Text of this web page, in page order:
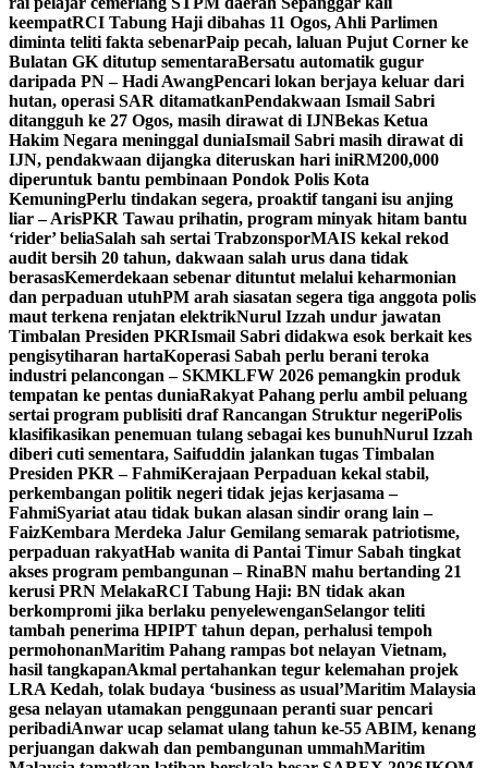
keempatRCI Tabung Haji dibahas 11 Ogos, Ahli Parlimen
diminta teliti fakta sebenarPaip pecah, laluan Pujut Corner ke
Bulatan GK ditutup sementaraBersatu automatik gugur
daripada PN – Hadi AwangPencari lokan berjaya keluar dari
hutan, operasi SAR ditamatkanPendakwaan Ismail Sabri
ditangguh ke 27 Ogos, masih dirawat di IJNBekas Ketua
Hakim Negara meninggal duniaIsmail Sabri masih dirawat di
IJN, pendakwaan dijangka diteruskan hari iniRM200,000
diperuntuk bantu pembinaan Pondok Polis Kota
KemuningPerlu tindakan segera, proaktif tangani isu anjing
liar – ArisPKR Tawau prihatin, program minyak hitam bantu
‘rider’ beliaSalah sah sertai TrabzonsporMAIS kekal rekod
audit bersih 20 tahun, dakwaan salah urus dana tidak
berasasKemerdekaan sebenar dituntut melalui keharmonian
dan perpaduan utuhPM arah siasatan segera tiga anggota polis
maut terkena renjatan elektrikNurul Izzah undur jawatan
Timbalan Presiden PKRIsmail Sabri didakwa esok berkait kes
pengisytiharan hartaKoperasi Sabah perlu berani teroka
industri pelancongan – SKMKLFW 2026 pemangkin produk
tempatan ke pentas duniaRakyat Pahang perlu ambil peluang
sertai program publisiti draf Rancangan Struktur negeriPolis
klasifikasikan penemuan tulang sebagai kes bunuhNurul Izzah
diberi cuti sementara, Saifuddin jalankan tugas Timbalan
Presiden PKR – FahmiKerajaan Perpaduan kekal stabil,
perkembangan politik negeri tidak jejas kerjasama –
FahmiSyariat atau tidak bukan alasan sindir orang lain –
FaizKembara Merdeka Jalur Gemilang semarak patriotisme,
perpaduan rakyatHab wanita di Pantai Timur Sabah tingkat
akses program pembangunan – RinaBN mahu bertanding 21
kerusi PRN MelakaRCI Tabung Haji: BN tidak akan
berkompromi jika berlaku penyelewenganSelangor teliti
tambah penerima HPIPT tahun depan, perhalusi tempoh
permohonanMaritim Pahang rampas bot nelayan Vietnam,
hasil tangkapanAkmal pertahankan tegur kelemahan projek
LRA Kedah, tolak budaya ‘business as usual’Maritim Malaysia
gesa nelayan utamakan penggunaan peranti suar pencari
peribadiAnwar ucap selamat ulang tahun ke-55 ABIM, kenang
perjuangan dakwah dan pembangunan ummahMaritim